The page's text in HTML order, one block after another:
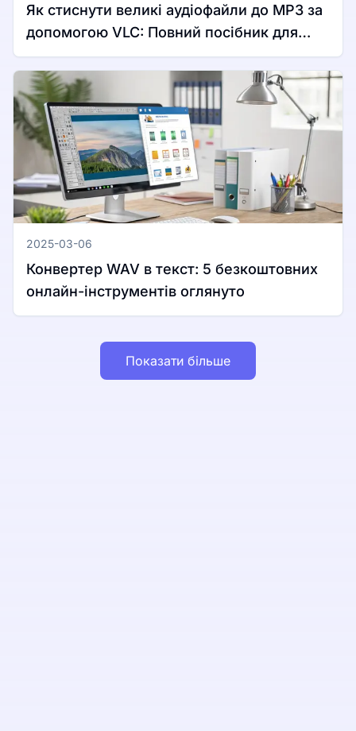
Як стиснути великі аудіофайли до MP3 за
допомогою VLC: Повний посібник для
Windows та Mac
2025-03-06
Конвертер WAV в текст: 5 безкоштовних
онлайн-інструментів оглянуто
Показати більше